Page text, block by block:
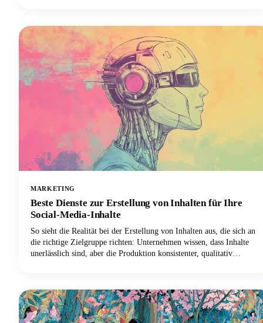
MARKETING
Beste Dienste zur Erstellung von Inhalten für Ihre
Social-Media-Inhalte
So sieht die Realität bei der Erstellung von Inhalten aus, die sich an
die richtige Zielgruppe richten: Unternehmen wissen, dass Inhalte
unerlässlich sind, aber die Produktion konsistenter, qualitativ